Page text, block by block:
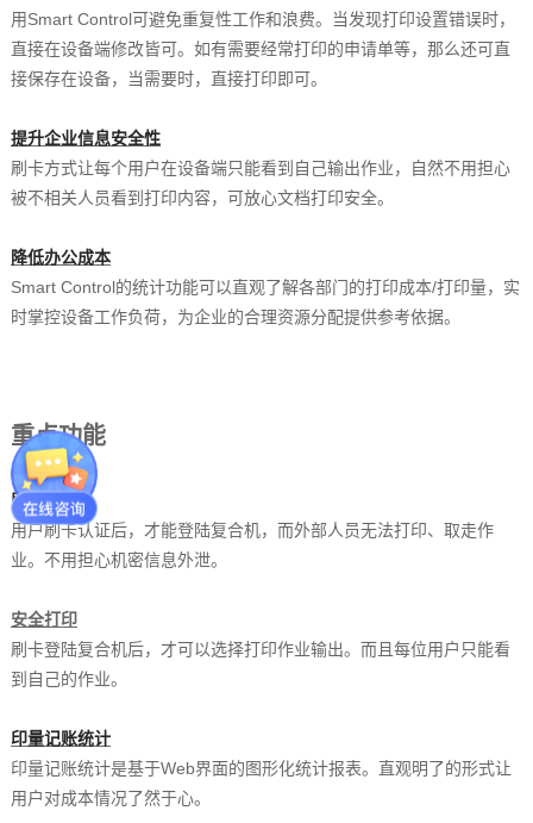
用Smart Control可避免重复性工作和浪费。当发现打印设置错误时，
直接在设备端修改皆可。如有需要经常打印的申请单等，那么还可直
接保存在设备，当需要时，直接打印即可。
提升企业信息安全性
刷卡方式让每个用户在设备端只能看到自己输出作业，自然不用担心
被不相关人员看到打印内容，可放心文档打印安全。
降低办公成本
Smart Control的统计功能可以直观了解各部门的打印成本/打印量，实
时掌控设备工作负荷，为企业的合理资源分配提供参考依据。
重点功能
刷卡登陆
用户刷卡认证后，才能登陆复合机，而外部人员无法打印、取走作
业。不用担心机密信息外泄。
安全打印
刷卡登陆复合机后，才可以选择打印作业输出。而且每位用户只能看
到自己的作业。
印量记账统计
印量记账统计是基于Web界面的图形化统计报表。直观明了的形式让
用户对成本情况了然于心。